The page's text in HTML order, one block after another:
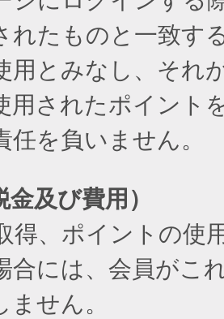
れたものと一致す
用とみなし、それ
用されたポイント
任を負いません。
及び費用）
得、ポイントの使
合には、会員がこ
せん。